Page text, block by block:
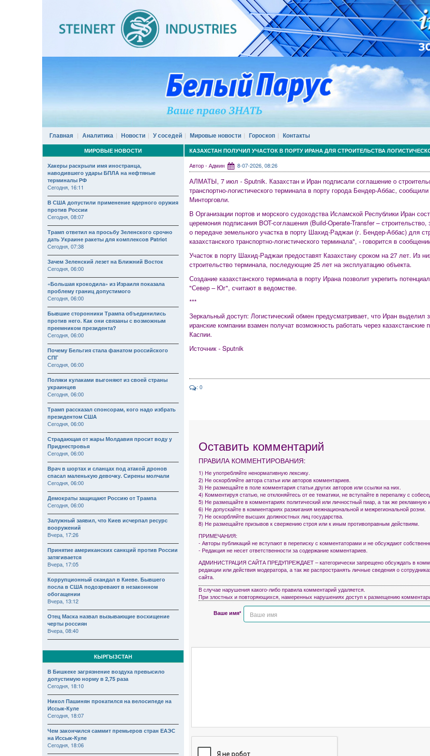
Главная Аналитика Новости У соседей Мировые новости Гороскоп Контакты
КАЗАХСТАН ПОЛУЧИЛ УЧАСТОК В ПОРТУ ИРАНА ДЛЯ СТРОИТЕЛЬСТВА
Автор - Админ 8-07-2026, 08:26
АЛМАТЫ, 7 июл - Sputnik. Казахстан и Иран подписали соглашение о
транспортно-логистического терминала в порту города Бендер-Аббас,
Минторговли.
В Организации портов и морского судоходства Исламской Республики Иран
церемония подписания BOT-соглашения (Build-Operate-Transfer – строительство,
о передаче земельного участка в порту Шахид-Раджаи (г. Бендер-Аббас) для
казахстанского транспортно-логистического терминала", - говорится в
Участок в порту Шахид-Раджаи предоставят Казахстану сроком на 27 лет. Из
строительство терминала, последующие 25 лет на эксплуатацию объекта.
Создание казахстанского терминала в порту Ирана позволит укрепить
"Север – Юг", считают в ведомстве.
***
Зеркальный доступ: Логистический обмен предусматривает, что Иран
иранские компании взамен получат возможность работать через казахстанские
Каспии.
Источник - Sputnik
: 0
Оставить комментарий
ПРАВИЛА КОММЕНТИРОВАНИЯ:
1) Не употребляйте ненормативную лексику.
2) Не оскорбляйте автора статьи или авторов комментариев.
3) Не размещайте в поле комментария статьи других авторов или ссылки на них.
4) Комментируя статью, не отклоняйтесь от ее тематики, не вступайте в перепалку с
5) Не размещайте в комментариях политический или личностный пиар, а так же
6) Не допускайте в комментариях разжигания межнациональной и межрегиональной розни.
7) Не оскорбляйте высших должностных лиц государства.
8) Не размещайте призывов к свержению строя или к иным противоправным действиям.
ПРИМЕЧАНИЯ:
- Авторы публикаций не вступают в переписку с комментаторами и не обсуждают
- Редакция не несет ответственности за содержание комментариев.
АДМИНИСТРАЦИЯ САЙТА ПРЕДУПРЕЖДАЕТ – категорически запрещено обсуждать в
редакции или действия модератора, а так же распространять личные сведения о
сайта.
В случае нарушения какого-либо правила комментарий удаляется.
При злостных и повторяющихся, намеренных нарушениях доступ к размещению
Ваше имя*
МИРОВЫЕ НОВОСТИ
Хакеры раскрыли имя иностранца,
наводившего удары БПЛА на нефтяные
терминалы РФ
Сегодня, 16:11
В США допустили применение ядерного оружия
против России
Сегодня, 08:07
Трамп ответил на просьбу Зеленского срочно
дать Украине ракеты для комплексов Patriot
Сегодня, 07:38
Зачем Зеленский лезет на Ближний Восток
Сегодня, 06:00
«Большая крокодила» из Израиля показала
проблему границ допустимого
Сегодня, 06:00
Бывшие сторонники Трампа объединились
против него. Как они связаны с возможным
преемником президента?
Сегодня, 06:00
Почему Бельгия стала фанатом российского
СПГ
Сегодня, 06:00
Поляки кулаками выгоняют из своей страны
украинцев
Сегодня, 06:00
Трамп рассказал спонсорам, кого надо избрать
президентом США
Сегодня, 06:00
Страдающая от жары Молдавия просит воду у
Приднестровья
Сегодня, 06:00
Врач в шортах и сланцах под атакой дронов
спасал маленькую девочку. Сирены молчали
Сегодня, 06:00
Демократы защищают Россию от Трампа
Сегодня, 06:00
Залужный заявил, что Киев исчерпал ресурс
вооружений
Вчера, 17:26
Принятие американских санкций против России
затягивается
Вчера, 17:05
Коррупционный скандал в Киеве. Бывшего
посла в США подозревают в незаконном
обогащении
Вчера, 13:12
Отец Маска назвал вызывающие восхищение
черты россиян
Вчера, 08:40
КЫРГЫЗСТАН
В Бишкеке загрязнение воздуха превысило
допустимую норму в 2,75 раза
Сегодня, 18:10
Никол Пашинян прокатился на велосипеде на
Иссык-Куле
Сегодня, 18:07
Чем закончился саммит премьеров стран ЕАЭС
на Иссык-Куле
Сегодня, 18:06